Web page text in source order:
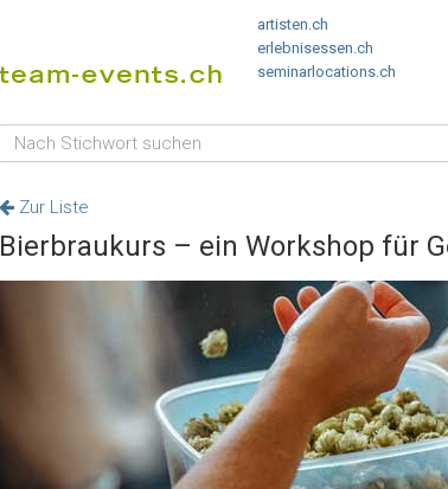
artisten.ch
erlebnisessen.ch
seminarlocations.ch
Zur Liste
Bierbraukurs – ein Workshop für